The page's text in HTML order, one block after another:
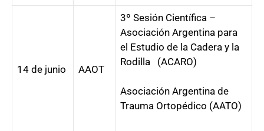
14 de junio AAOT
3º Sesión Científica –
Asociación Argentina para
el Estudio de la Cadera y la
Rodilla (ACARO)
Asociación Argentina de
Trauma Ortopédico (AATO)